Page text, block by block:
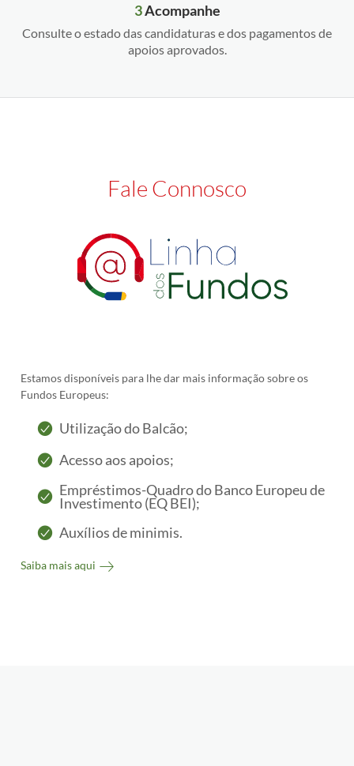
3Acompanhe
Consulte o estado das candidaturas e dos pagamentos de
apoios aprovados.
Fale Connosco
Estamos disponíveis para lhe dar mais informação sobre os
Fundos Europeus:
Utilização do Balcão;
Acesso aos apoios;
Empréstimos-Quadro do Banco Europeu de
Investimento (EQ BEI);
Auxílios de minimis.
Saiba mais aqui